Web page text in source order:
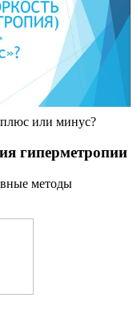
плюс или минус?
гиперметропии